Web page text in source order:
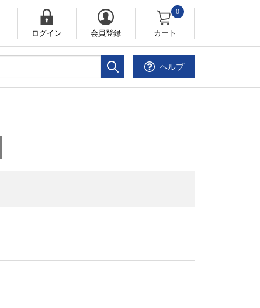
ログイン 会員登録 カート
0
ヘルプ